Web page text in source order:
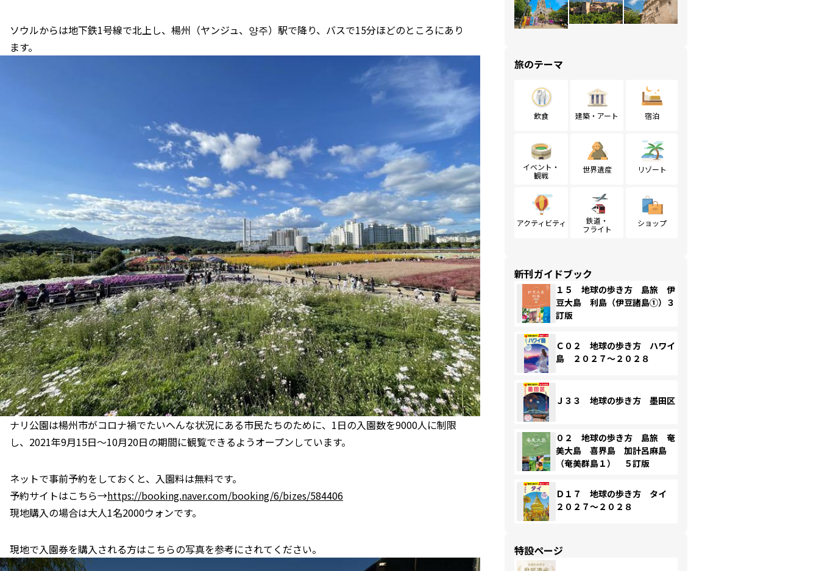
ソウルからは地下鉄1号線で北上し、楊州（ヤンジュ、양주）駅で降り、バスで15分ほどのところにあり
ます。
ナリ公園は楊州市がコロナ禍でたいへんな状況にある市民たちのために、1日の入園数を9000人に制限
し、2021年9月15日〜10月20日の期間に観覧できるようオープンしています。
ネットで事前予約をしておくと、入園料は無料です。
予約サイトはこちら→https://booking.naver.com/booking/6/bizes/584406
現地購入の場合は大人1名2000ウォンです。
現地で入園券を購入される方はこちらの写真を参考にされてください。
旅のテーマ
飲食 建築・アート 宿泊
イベント・
観戦
世界遺産 リゾート
アクティビティ
鉄道・
フライト
ショップ
新刊ガイドブック
１５ 地球の歩き方 島旅 伊
豆大島 利島（伊豆諸島①）３
訂版
Ｃ０２ 地球の歩き方 ハワイ
島 ２０２７～２０２８
Ｊ３３ 地球の歩き方 墨田区
０２ 地球の歩き方 島旅 奄
美大島 喜界島 加計呂麻島
（奄美群島１） ５訂版
Ｄ１７ 地球の歩き方 タイ
２０２７～２０２８
特設ページ